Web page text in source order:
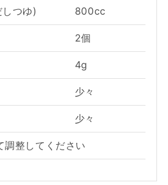
つゆ) 800cc
2個
4g
少々
少々
調整してください